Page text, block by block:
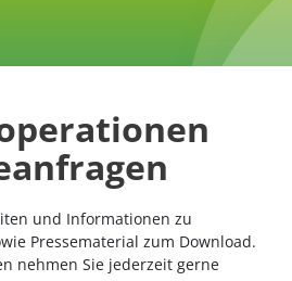
und Informationen zu
Pressematerial zum Download.
nehmen Sie jederzeit gerne